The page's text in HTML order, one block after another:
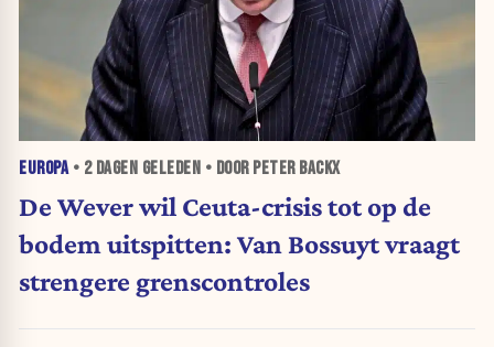
EUROPA• 2 DAGEN GELEDEN • DOOR PETER BACKX
De Wever wil Ceuta-crisis tot op de
bodem uitspitten: Van Bossuyt vraagt
strengere grenscontroles